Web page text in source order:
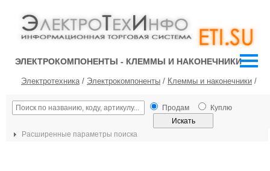
ЭЛЕКТРОКОМПОНЕНТЫ - КЛЕММЫ И НАКОНЕЧНИКИ
Электротехника/ Электрокомпоненты / Клеммы и наконечники /
Продам Куплю
Расширенные параметры поиска